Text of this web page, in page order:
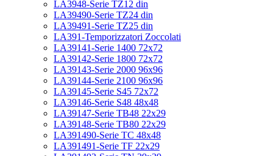
LA3948-Serie TZ12 din
LA39490-Serie TZ24 din
LA39491-Serie TZ25 din
LA391-Temporizzatori Zoccolati
LA39141-Serie 1400 72x72
LA39142-Serie 1800 72x72
LA39143-Serie 2000 96x96
LA39144-Serie 2100 96x96
LA39145-Serie S45 72x72
LA39146-Serie S48 48x48
LA39147-Serie TB48 22x29
LA39148-Serie TB80 22x29
LA391490-Serie TC 48x48
LA391491-Serie TF 22x29